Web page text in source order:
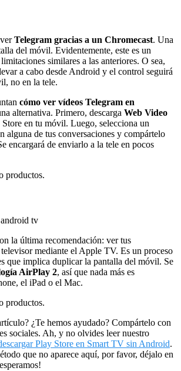
Telegram gracias a un Chromecast. Una
del móvil. Evidentemente, este es un
similares a las anteriores. O sea,
a cabo desde Android y el control seguirá
no en la tele.
cómo ver vídeos Telegram en
alternativa. Primero, descarga Web Video
Store en tu móvil. Luego, selecciona un
alguna de tus conversaciones y compártelo
encargará de enviarlo a la tele en pocos
productos.
la última recomendación: ver tus
mediante el Apple TV. Es un proceso
que implica duplicar la pantalla del móvil. Se
AirPlay 2, así que nada más es
el iPad o el Mac.
productos.
¿Te hemos ayudado? Compártelo con
sociales. Ah, y no olvides leer nuestro
Play Store en Smart TV sin Android.
que no aparece aquí, por favor, déjalo en